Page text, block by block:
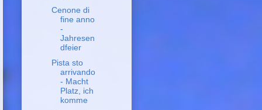
Cenone di
fine anno
-
Jahresen
dfeier
Pista sto
arrivando
- Macht
Platz, ich
komme